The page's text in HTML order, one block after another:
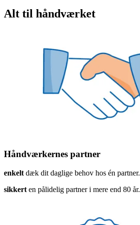
Alt til håndværket
Håndværkernes partner
enkelt dæk dit daglige behov hos én partner.
sikkert en pålidelig partner i mere end 80 år.